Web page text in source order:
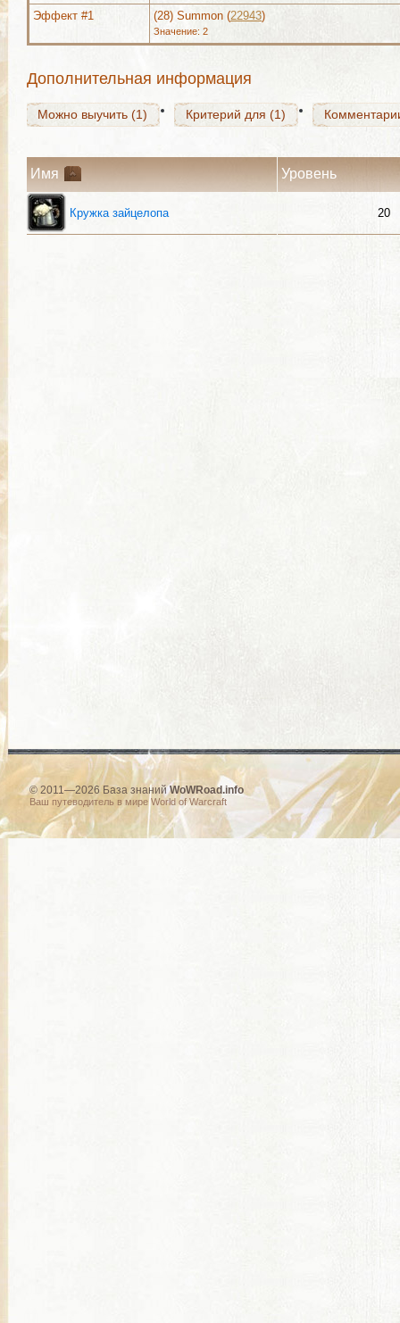
Эффект #1
(28) Summon (22943)
Значение: 2
Дополнительная информация
Можно выучить (1) Критерий для (1)
Можно выучить (1) Критерий для (1)
Имя Уровень
Кружка зайцелопа 20
© 2011—2026 База знанийWoWRoad.info
Ваш путеводитель в мире World of Warcraft